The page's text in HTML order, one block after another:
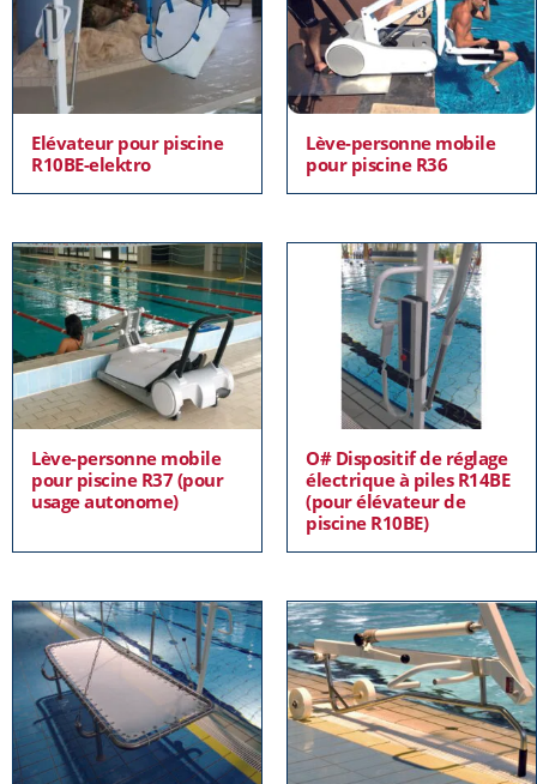
Elévateur pour piscine
R10BE-elektro
Lève-personne mobile
pour piscine R36
Lève-personne mobile
pour piscine R37 (pour
usage autonome)
O# Dispositif de réglage
électrique à piles R14BE
(pour élévateur de
piscine R10BE)